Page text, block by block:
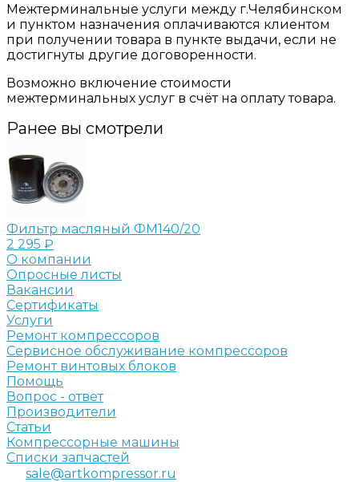
Межтерминальные услуги между г.Челябинском
и пунктом назначения оплачиваются клиентом
при получении товара в пункте выдачи, если не
достигнуты другие договоренности.
Возможно включение стоимости
межтерминальных услуг в счёт на оплату товара.
Ранее вы смотрели
Фильтр масляный ФМ140/20
2 295 ₽
О компании
Опросные листы
Вакансии
Сертификаты
Услуги
Ремонт компрессоров
Сервисное обслуживание компрессоров
Ремонт винтовых блоков
Помощь
Вопрос - ответ
Производители
Статьи
Компрессорные машины
Списки запчастей
sale@artkompressor.ru